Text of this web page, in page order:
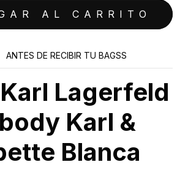
ANTES DE RECIBIR TU BAGSS
Lagerfeld
Karl &
Blanca